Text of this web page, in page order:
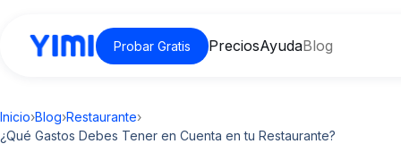
Probar Gratis PreciosAyudaBlog
Inicio›Blog›Restaurante›
¿Qué Gastos Debes Tener en Cuenta en tu Restaurante?